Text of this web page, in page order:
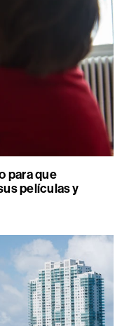
para que
películas y